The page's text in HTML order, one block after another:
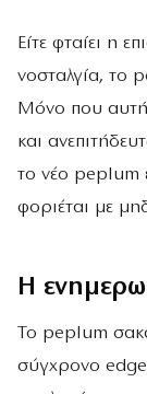
Είτε φταίει η
νοσταλγία, το
Μόνο που αυτή
και
το νέο peplum
φοριέται με
Η
Το peplum
σύγχρονο edge